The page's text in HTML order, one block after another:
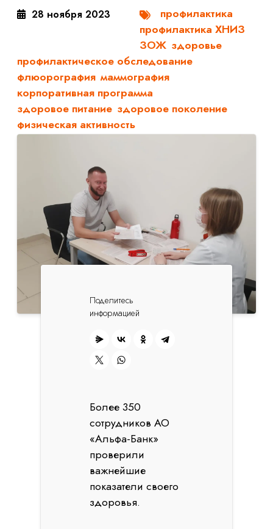
28 ноября 2023
профилактика
профилактика ХНИЗ
ЗОЖ здоровье
профилактическое обследование
флюорография маммография
корпоративная программа
здоровое питание здоровое поколение
физическая активность
Поделитесь
информацией
Более 350
сотрудников АО
«Альфа-Банк»
проверили
важнейшие
показатели своего
здоровья.